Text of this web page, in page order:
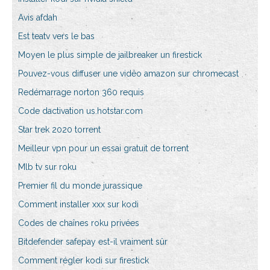
Avis afdah
Est teatv vers le bas
Moyen le plus simple de jailbreaker un firestick
Pouvez-vous diffuser une vidéo amazon sur chromecast
Redémarrage norton 360 requis
Code dactivation us.hotstar.com
Star trek 2020 torrent
Meilleur vpn pour un essai gratuit de torrent
Mlb tv sur roku
Premier fil du monde jurassique
Comment installer xxx sur kodi
Codes de chaînes roku privées
Bitdefender safepay est-il vraiment sûr
Comment régler kodi sur firestick